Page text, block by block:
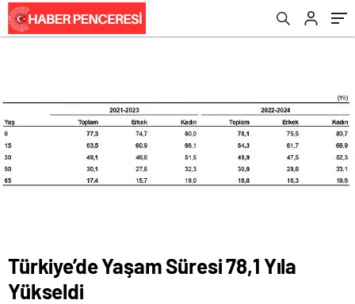
Türkiye’de Yaşam Süresi 78,1 Yıla
Yükseldi